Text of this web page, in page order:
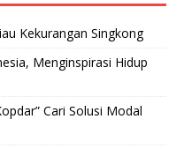
Kekurangan Singkong
Menginspirasi Hidup
Cari Solusi Modal